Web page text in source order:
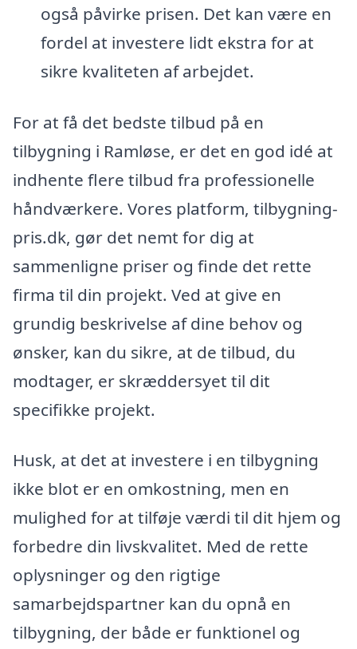
også påvirke prisen. Det kan være en
fordel at investere lidt ekstra for at
sikre kvaliteten af arbejdet.
For at få det bedste tilbud på en
tilbygning i Ramløse, er det en god idé at
indhente flere tilbud fra professionelle
håndværkere. Vores platform, tilbygning-
pris.dk, gør det nemt for dig at
sammenligne priser og finde det rette
firma til din projekt. Ved at give en
grundig beskrivelse af dine behov og
ønsker, kan du sikre, at de tilbud, du
modtager, er skræddersyet til dit
specifikke projekt.
Husk, at det at investere i en tilbygning
ikke blot er en omkostning, men en
mulighed for at tilføje værdi til dit hjem og
forbedre din livskvalitet. Med de rette
oplysninger og den rigtige
samarbejdspartner kan du opnå en
tilbygning, der både er funktionel og